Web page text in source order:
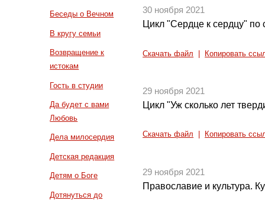
Беседы о Вечном
В кругу семьи
Возвращение к
истокам
Гость в студии
Да будет с вами
Любовь
Дела милосердия
Детская редакция
Детям о Боге
Дотянуться до
30 ноября 2021
Цикл "Сердце к сердцу" по
Скачать файл Копировать
29 ноября 2021
Цикл "Уж сколько лет
Скачать файл Копировать
29 ноября 2021
Православие и культура.